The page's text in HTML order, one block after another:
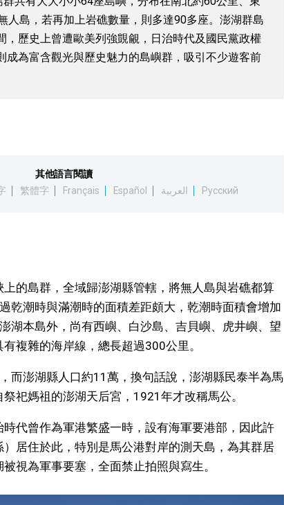
人島，若再加上岩礁數量，則多達90多座。澎湖群島
，歷史上曾遭歐美列強覬覦，日治時代及國民黨政權
成為富含觀光與歷史魅力的島嶼群，吸引不少遊客前
其他語言閱讀
繁體字 Français Español العربية Русский
的島群，全域歸澎湖縣管轄，將無人島與岩礁都算
乾潮時與滿潮時的面積差距頗大，乾潮時面積會增加
湖本島外，尚有西嶼、白沙島、吉貝嶼、虎井嶼、望
複雜的海岸線，總長超過300公里。
而澎湖縣人口約11萬，換句話說，澎湖縣民泰半為馬
祀媽祖的澎湖天后宮，1921年才改稱馬公。
代曾作為軍港繁盛一時，設有海軍要港部，因此許
居住於此，特別是馬公港對岸的測天島，為其群居
視為軍事要塞，全面禁止拍照與寫生。